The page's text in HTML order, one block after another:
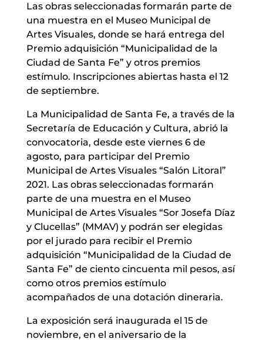
Las obras seleccionadas formarán parte de
una muestra en el Museo Municipal de
Artes Visuales, donde se hará entrega del
Premio adquisición “Municipalidad de la
Ciudad de Santa Fe” y otros premios
estímulo. Inscripciones abiertas hasta el 12
de septiembre.
La Municipalidad de Santa Fe, a través de la
Secretaría de Educación y Cultura, abrió la
convocatoria, desde este viernes 6 de
agosto, para participar del Premio
Municipal de Artes Visuales “Salón Litoral”
2021. Las obras seleccionadas formarán
parte de una muestra en el Museo
Municipal de Artes Visuales “Sor Josefa Díaz
y Clucellas” (MMAV) y podrán ser elegidas
por el jurado para recibir el Premio
adquisición “Municipalidad de la Ciudad de
Santa Fe” de ciento cincuenta mil pesos, así
como otros premios estímulo
acompañados de una dotación dineraria.
La exposición será inaugurada el 15 de
noviembre, en el aniversario de la